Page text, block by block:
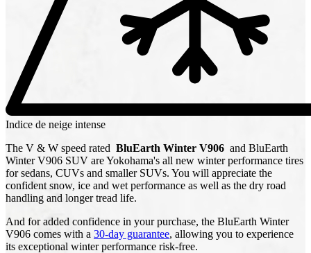
Indice de neige intense
The V & W speed rated BluEarth Winter V906 and BluEarth
Winter V906 SUV are Yokohama's all new winter performance tires
for sedans, CUVs and smaller SUVs. You will appreciate the
confident snow, ice and wet performance as well as the dry road
handling and longer tread life.
And for added confidence in your purchase, the BluEarth Winter
V906 comes with a 30-day guarantee, allowing you to experience
its exceptional winter performance risk-free.